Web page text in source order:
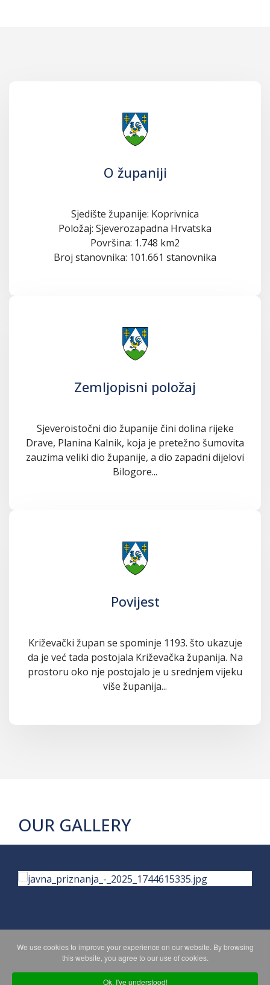
O županiji
Sjedište županije: Koprivnica
Položaj: Sjeverozapadna Hrvatska
Površina: 1.748 km2
Broj stanovnika: 101.661 stanovnika
Zemljopisni položaj
Sjeveroistočni dio županije čini dolina rijeke
Drave, Planina Kalnik, koja je pretežno šumovita
zauzima veliki dio županije, a dio zapadni dijelovi
Bilogore...
Povijest
Križevački župan se spominje 1193. što ukazuje
da je već tada postojala Križevačka županija. Na
prostoru oko nje postojalo je u srednjem vijeku
više županija...
OUR GALLERY
PRIVACY POLICY MAPA WEBA
We use cookies to improve your experience on our website. By browsing
this website, you agree to our use of cookies.
Ok, I've understood!